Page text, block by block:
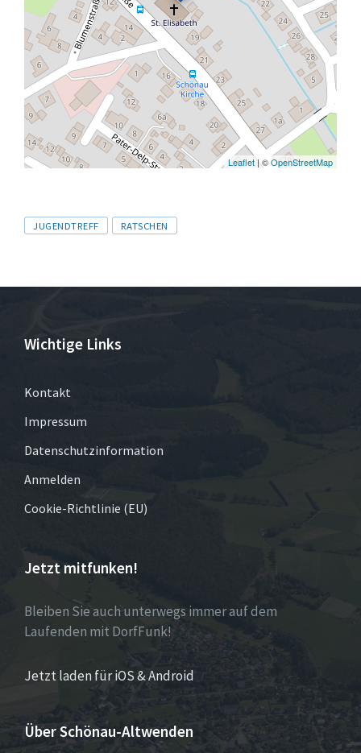
Leaflet| ©OpenStreetMap
Tags
JUGENDTREFF RATSCHEN
Wichtige Links
Kontakt
Impressum
Datenschutzinformation
Anmelden
Cookie-Richtlinie (EU)
Jetzt mitfunken!
Bleiben Sie auch unterwegs immer auf dem
Laufenden mit DorfFunk!
Jetzt laden für iOS & Android
Über Schönau-Altwenden